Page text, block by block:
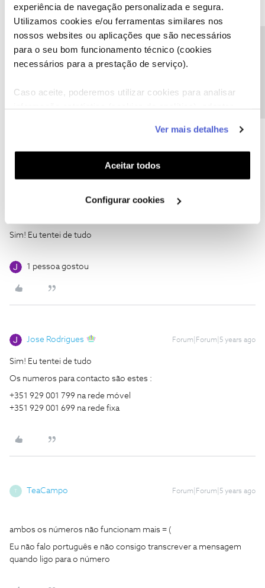
experiência de navegação personalizada e segura.
Utilizamos cookies e/ou ferramentas similares nos
nossos websites ou aplicações que são necessários
para o seu bom funcionamento técnico (cookies
necessários para a prestação de serviço).
Caso aceite, poderemos utilizar cookies para analisar
funcionalidades (cookies de personalização e
funcionalidade) e adaptar anúncios aos seus interesses
(cookies de publicidade personalizada). Pode gerir a
utilização dos cookies clicando em "Configurar
Ver mais detalhes
Aceitar todos
Configurar cookies
Jose Rodrigues Forum|Forum|5 years ago
Sim! Eu tentei de tudo
1 pessoa gostou
Jose Rodrigues Forum|Forum|5 years ago
Sim! Eu tentei de tudo
Os numeros para contacto são estes :
+351 929 001 799 na rede móvel
+351 929 001 699 na rede fixa
T TeaCampo Forum|Forum|5 years ago
ambos os números não funcionam mais = (
Eu não falo português e não consigo transcrever a mensagem
quando ligo para o número